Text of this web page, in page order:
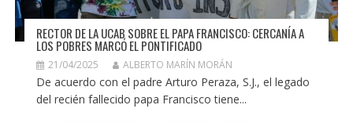
RECTOR DE LA UCAB SOBRE EL PAPA FRANCISCO: CERCANÍA A
LOS POBRES MARCÓ EL PONTIFICADO
21/04/2025 ALBERTO MARÍN MORÁN
De acuerdo con el padre Arturo Peraza, S.J., el legado
del recién fallecido papa Francisco tiene...